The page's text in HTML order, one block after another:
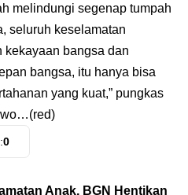
melindungi segenap tumpah
seluruh keselamatan
kekayaan bangsa dan
bangsa, itu hanya bisa
yang kuat,” pungkas
0
Anak, BGN Hentikan